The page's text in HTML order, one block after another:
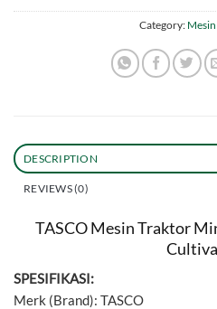
Category:
DESCRIPTION
REVIEWS (0)
TASCO Mesin Traktor
SPESIFIKASI:
Merk (Brand): TASCO